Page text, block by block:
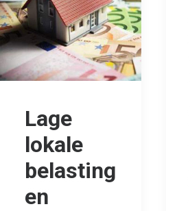
Lage
lokale
belasting
en